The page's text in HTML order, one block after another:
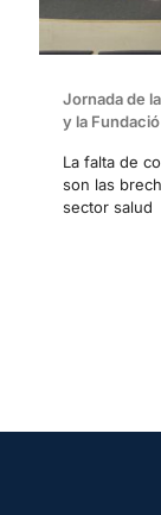
Jornada de
y la
La falta de
son las
sector salud